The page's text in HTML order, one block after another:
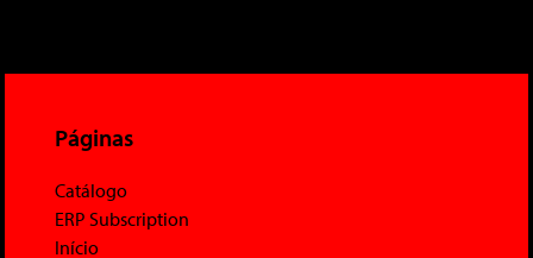
Páginas
Catálogo
ERP Subscription
Início